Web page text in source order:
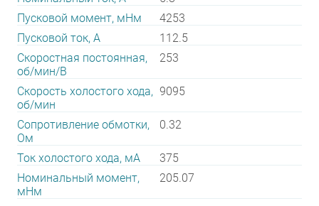
Пусковой момент, мНм
4253
Пусковой ток, А
112.5
Скоростная постоянная,
об/мин/В
253
Скорость холостого хода,
об/мин
9095
Сопротивление обмотки,
Ом
0.32
Ток холостого хода, мА
375
Номинальный момент,
мНм
205.07